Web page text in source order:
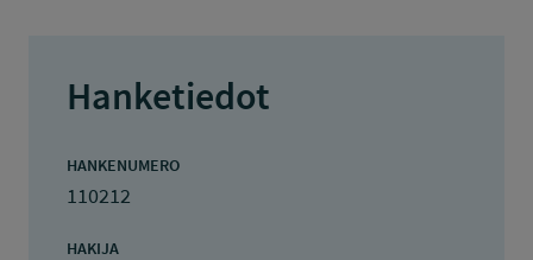
Hanketiedot
HANKENUMERO
110212
HAKIJA